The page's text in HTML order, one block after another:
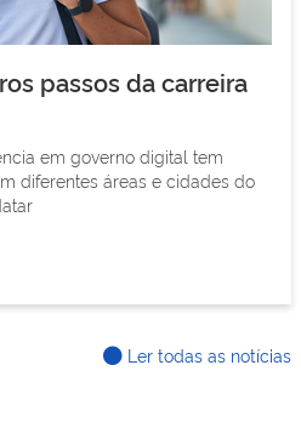
passos da carreira
em governo digital tem
diferentes áreas e cidades do
Ler todas as notícias